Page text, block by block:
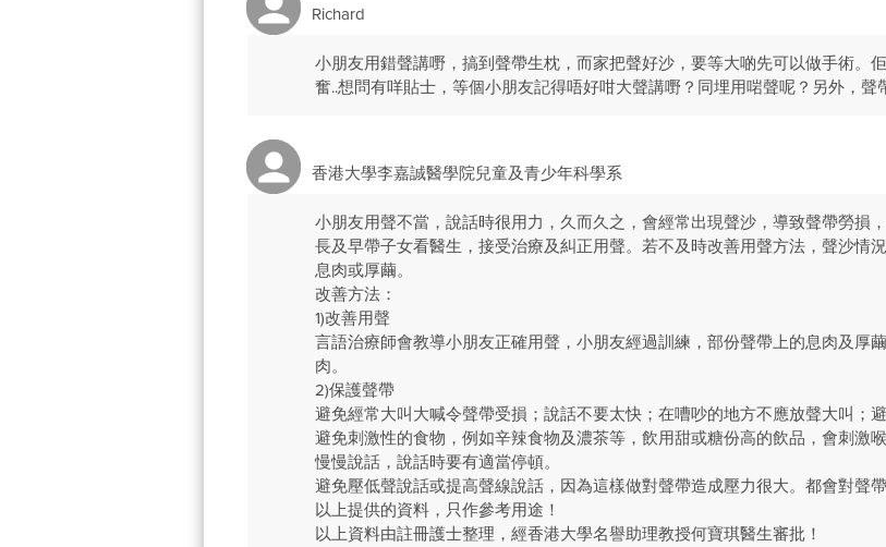
Richard
小朋友用錯聲講嘢，搞到聲帶生枕，而家把聲好沙，要等大啲先可以做手術。
奮..想問有咩貼士，等個小朋友記得唔好咁大聲講嘢？同埋用啱聲呢？另外，聲
香港大學李嘉誠醫學院兒童及青少年科學系
小朋友用聲不當，說話時很用力，久而久之，會經常出現聲沙，導致聲帶勞損
長及早帶子女看醫生，接受治療及糾正用聲。若不及時改善用聲方法，聲沙情
息肉或厚繭。
改善方法：
1)改善用聲
言語治療師會教導小朋友正確用聲，小朋友經過訓練，部份聲帶上的息肉及厚
肉。
2)保護聲帶
避免經常大叫大喊令聲帶受損；說話不要太快；在嘈吵的地方不應放聲大叫；
避免刺激性的食物，例如辛辣食物及濃茶等，飲用甜或糖份高的飲品，會刺激
慢慢說話，說話時要有適當停頓。
避免壓低聲說話或提高聲線說話，因為這樣做對聲帶造成壓力很大。都會對聲帶
以上提供的資料，只作參考用途！
以上資料由註冊護士整理，經香港大學名譽助理教授何寶琪醫生審批！